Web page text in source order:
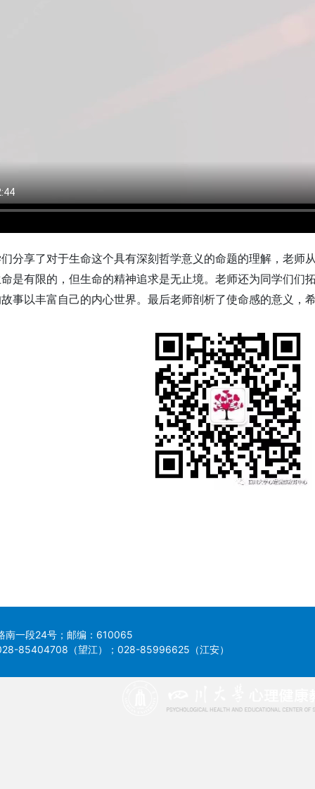
分享了对于生命这个具有深刻哲学意义的命题的理解，老师
是有限的，但生命的精神追求是无止境。老师还为同学们们
事以丰富自己的内心世界。最后老师剖析了使命感的意义，
南一段24号；邮编：610065
85404708（望江）；028-85996625（江安）